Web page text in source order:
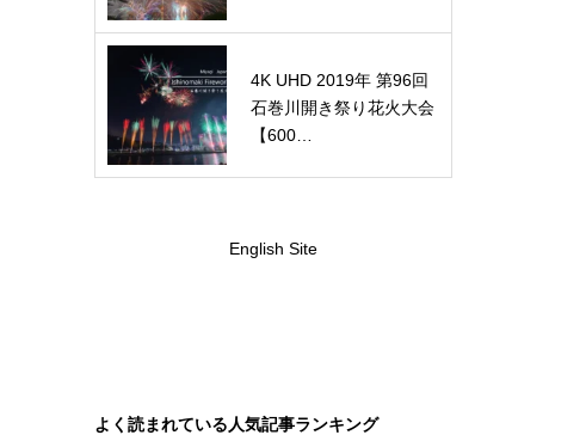
4K UHD 2019年 第96回
石巻川開き祭り花火大会
【600…
English Site
よく読まれている人気記事ランキング